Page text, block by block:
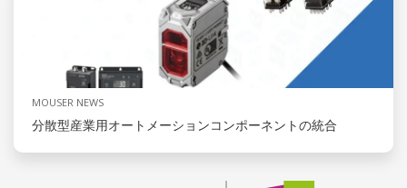
MOUSER NEWS
分散型産業用オートメーションコンポーネントの統合